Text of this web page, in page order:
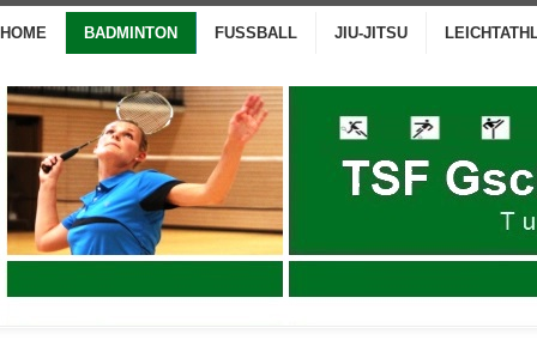
HOME BADMINTON FUSSBALL JIU-JITSU